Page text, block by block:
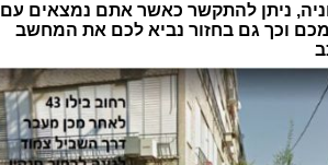
ניתן להתקשר כאשר אתם נמצאים עם
וכך גם בחזור נביא לכם את המחשב